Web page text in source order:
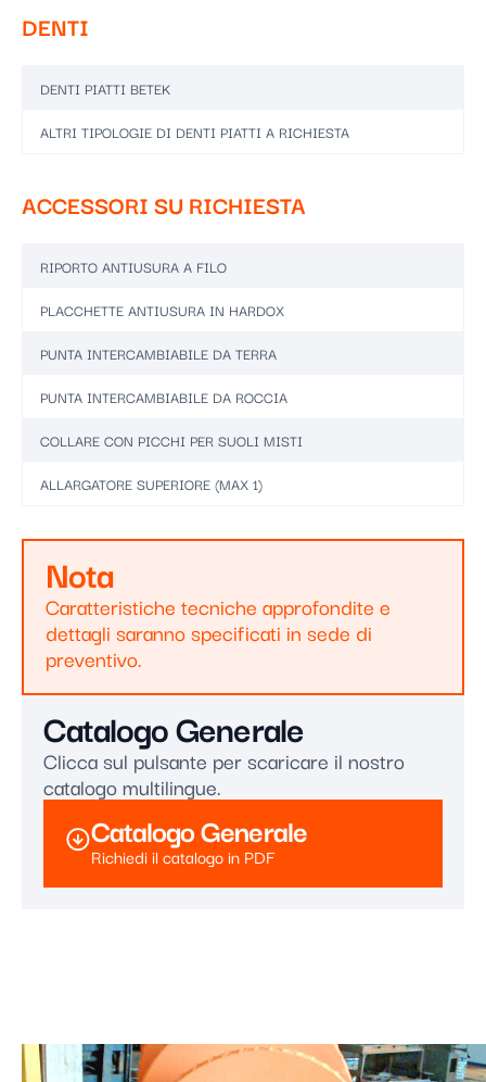
DENTI
DENTI PIATTI BETEK
ALTRI TIPOLOGIE DI DENTI PIATTI A RICHIESTA
ACCESSORI SU RICHIESTA
RIPORTO ANTIUSURA A FILO
PLACCHETTE ANTIUSURA IN HARDOX
PUNTA INTERCAMBIABILE DA TERRA
PUNTA INTERCAMBIABILE DA ROCCIA
COLLARE CON PICCHI PER SUOLI MISTI
ALLARGATORE SUPERIORE (MAX 1)
Nota
Caratteristiche tecniche approfondite e
dettagli saranno specificati in sede di
preventivo.
Catalogo Generale
Clicca sul pulsante per scaricare il nostro
catalogo multilingue.
Catalogo Generale
Richiedi il catalogo in PDF